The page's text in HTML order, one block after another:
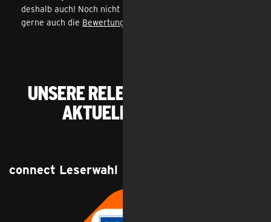
deshalb auch! Noch nicht überzeugt genug? Schau dir
gerne auch die Bewertungen unserer Kund*innen
Unsere relevantesten und
aktuellen Pokale
connect Leserwahl